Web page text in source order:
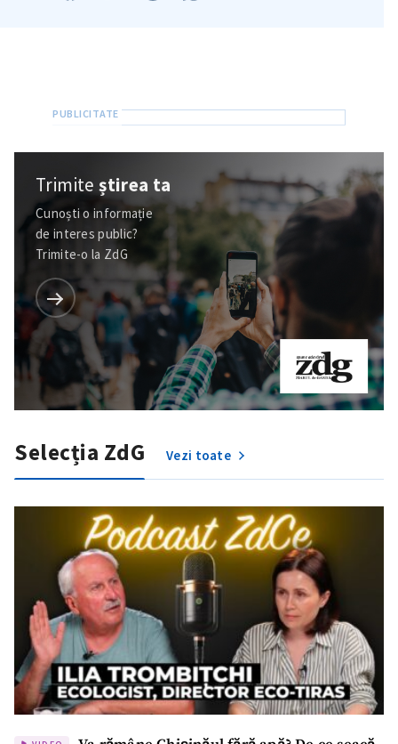
Trimiteștirea ta
Cunoști o informație
de interes public?
Trimite-o la ZdG
Selecția ZdG Vezi toate
ȘTIREA MEA
Titlu știre
+ Adaugă titlu
Link media
+ Link media
Mesajul știrei
+ Mesajul știrei
CONTACT SURSĂ
Sursă anonimă
Nume+ Numele meu